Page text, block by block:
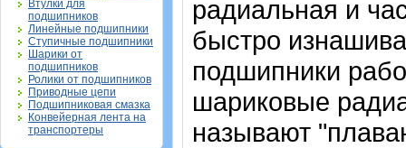
Втулки для
подшипников
Линейные подшипники
Ступичные подшипники
Шарики от
подшипников
Ролики от подшипников
Приводные цепи
Подшипниковая смазка
Конвейерная лента на
транспортеры
радиальная и
быстро
подшипники
шариковые
называют